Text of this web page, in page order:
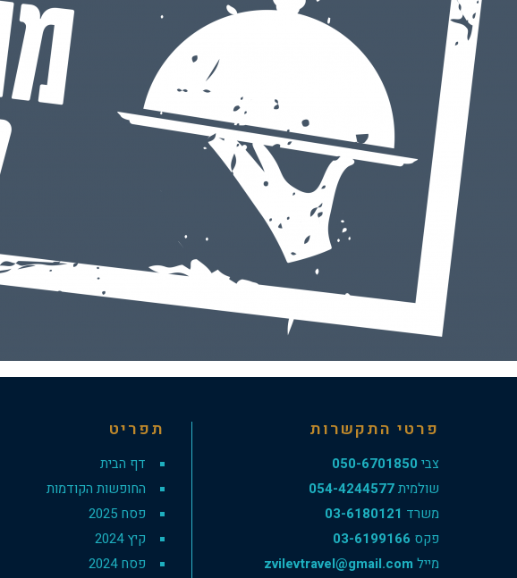
פרטי התקשרות
צבי 050-6701850
שולמית054-4244577
משרד 03-6180121
פקס 03-6199166
מייל zvilevtravel@gmail.com
תפריט
דף הבית
החופשות הקודמות
פסח 2025
קיץ 2024
פסח 2024